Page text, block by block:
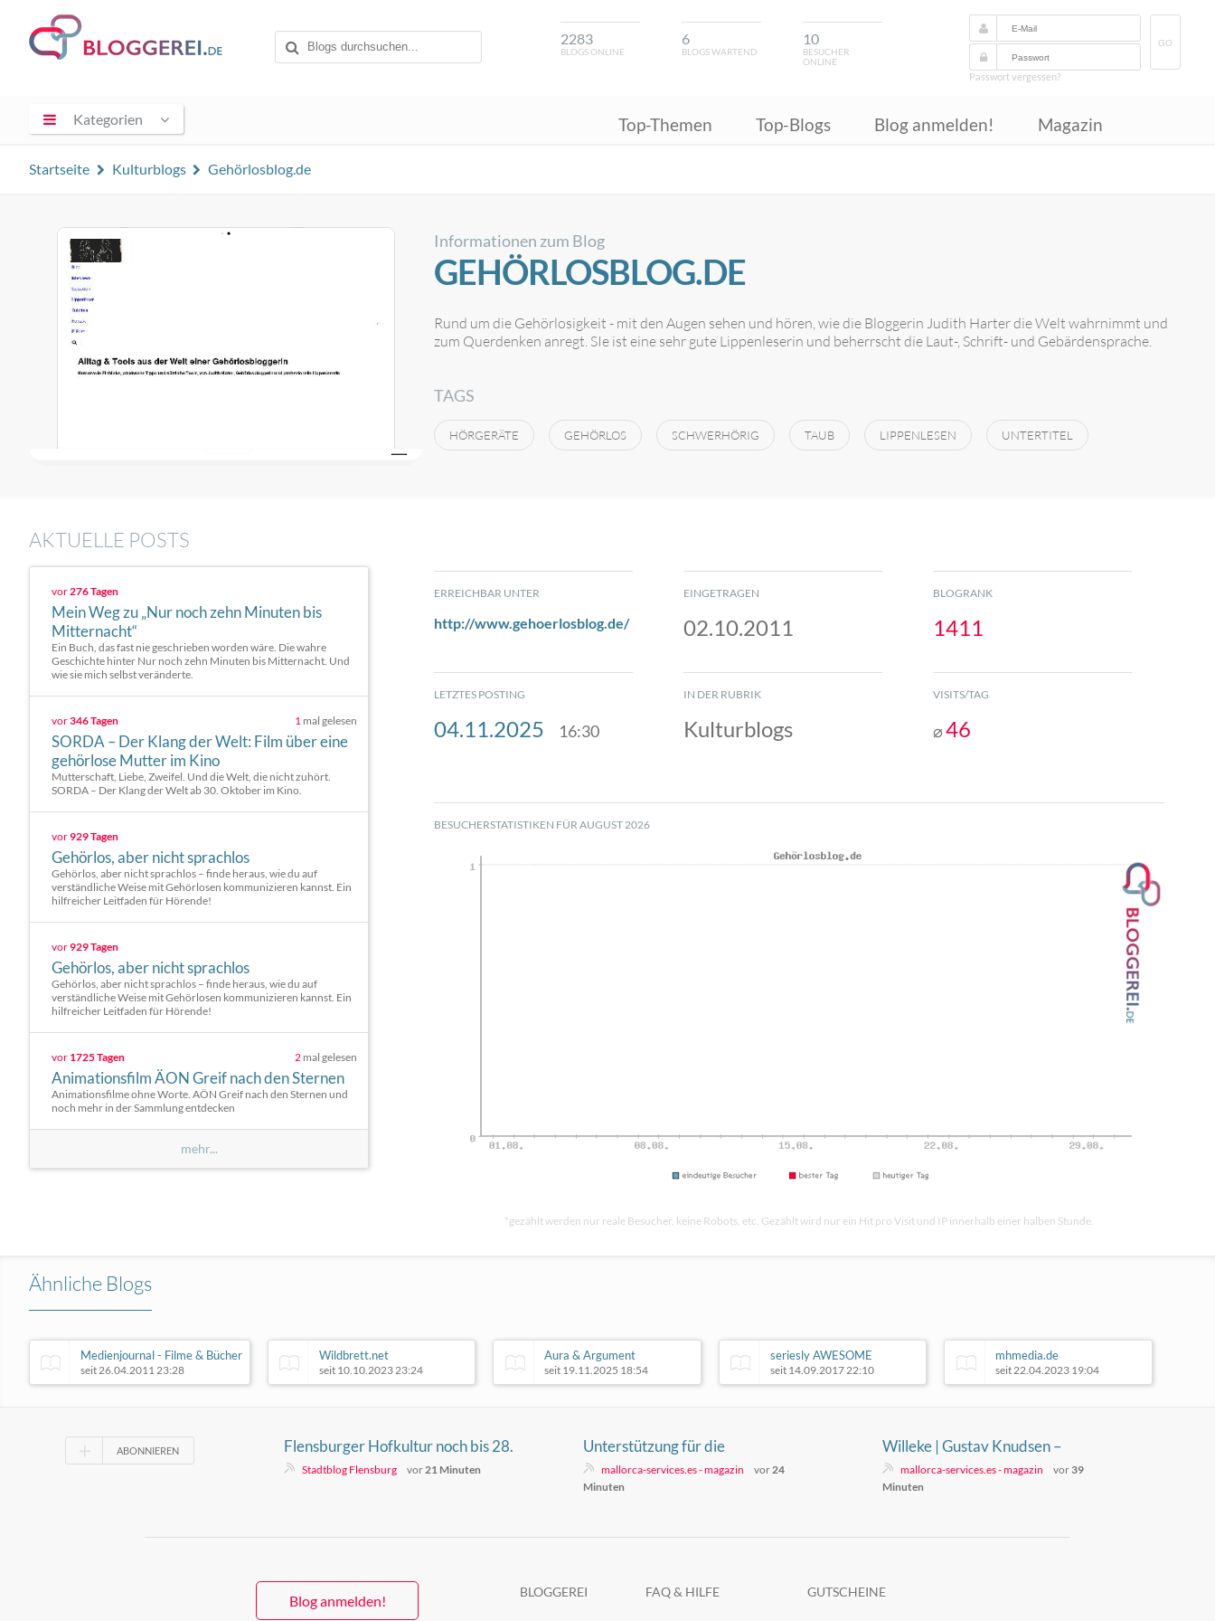
2283
BLOGS ONLINE
6
BLOGS WARTEND
10
BESUCHER
ONLINE
GO
Passwort vergessen?
Kategorien Top-Themen Top-Blogs Blog anmelden! Magazin
Startseite Kulturblogs Gehörlosblog.de
Informationen zum Blog
GEHÖRLOSBLOG.DE
Rund um die Gehörlosigkeit - mit den Augen sehen und hören, wie die Bloggerin Judith Harter die Welt wahrnimmt und
zum Querdenken anregt. SIe ist eine sehr gute Lippenleserin und beherrscht die Laut-, Schrift- und Gebärdensprache.
TAGS
HÖRGERÄTE GEHÖRLOS SCHWERHÖRIG TAUB LIPPENLESEN UNTERTITEL
AKTUELLE POSTS
vor276 Tagen
Mein Weg zu „Nur noch zehn Minuten bis
Mitternacht“
Ein Buch, das fast nie geschrieben worden wäre. Die wahre
Geschichte hinter Nur noch zehn Minuten bis Mitternacht. Und
wie sie mich selbst veränderte.
vor346 Tagen 1 mal gelesen
SORDA – Der Klang der Welt: Film über eine
gehörlose Mutter im Kino
Mutterschaft, Liebe, Zweifel. Und die Welt, die nicht zuhört.
SORDA – Der Klang der Welt ab 30. Oktober im Kino.
vor929 Tagen
Gehörlos, aber nicht sprachlos
Gehörlos, aber nicht sprachlos – finde heraus, wie du auf
verständliche Weise mit Gehörlosen kommunizieren kannst. Ein
hilfreicher Leitfaden für Hörende!
vor929 Tagen
Gehörlos, aber nicht sprachlos
Gehörlos, aber nicht sprachlos – finde heraus, wie du auf
verständliche Weise mit Gehörlosen kommunizieren kannst. Ein
hilfreicher Leitfaden für Hörende!
vor 1725 Tagen 2 mal gelesen
Animationsfilm ÄON Greif nach den Sternen
Animationsfilme ohne Worte. AÖN Greif nach den Sternen und
noch mehr in der Sammlung entdecken
mehr...
ERREICHBAR UNTER
http://www.gehoerlosblog.de/
EINGETRAGEN
02.10.2011
BLOGRANK
1411
LETZTES POSTING
04.11.2025 16:30
IN DER RUBRIK
Kulturblogs
VISITS/TAG
⌀46
BESUCHERSTATISTIKEN FÜR AUGUST 2026
*gezählt werden nur reale Besucher, keine Robots, etc. Gezählt wird nur ein Hit pro Visit und IP innerhalb einer halben Stunde.
Ähnliche Blogs
Medienjournal - Filme & Bücher
seit 26.04.2011 23:28
Wildbrett.net
seit 10.10.2023 23:24
Aura & Argument
seit 19.11.2025 18:54
seriesly AWESOME
seit 14.09.2017 22:10
mhmedia.de
seit 22.04.2023 19:04
ABONNIEREN
Flensburger Hofkultur noch bis 28.
August
Stadtblog Flensburg vor 21 Minuten
Unterstützung für die
Demonstration „Sóller al límit“
mallorca-services.es - magazin vor 24
Minuten
Willeke | Gustav Knudsen –
07.08.2026
mallorca-services.es - magazin vor 39
Minuten
Blog anmelden!
BLOGGEREI FAQ & HILFE GUTSCHEINE